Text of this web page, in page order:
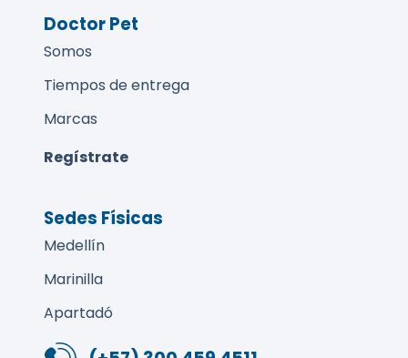
Doctor Pet
Somos
Tiempos de entrega
Marcas
Regístrate
Sedes Físicas
Medellín
Marinilla
Apartadó